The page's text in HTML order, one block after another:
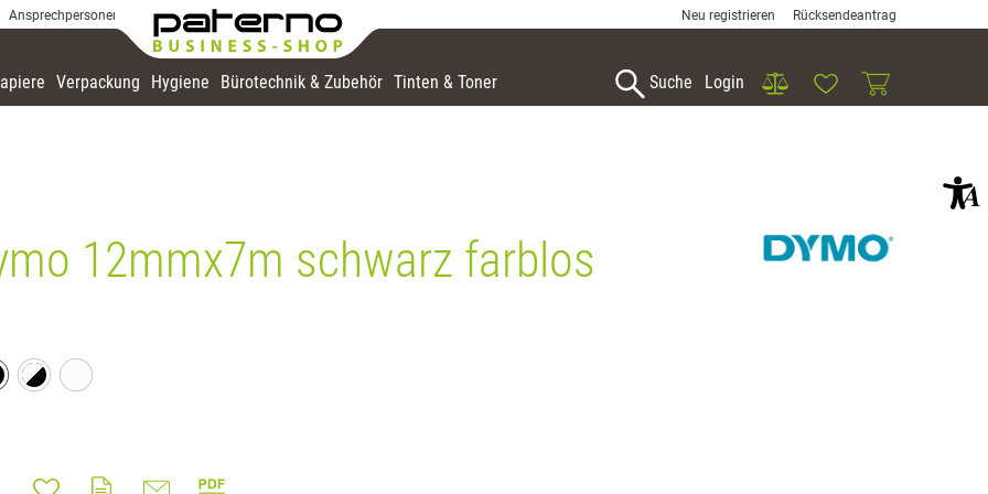
Ansprechpersonen Neu registrieren Rücksendeantrag
Suche Login VergleichWunschlisteWarenkorb
Verpackung Hygiene Bürotechnik & Zubehör Tinten & Toner
12mmx7m schwarz farblos